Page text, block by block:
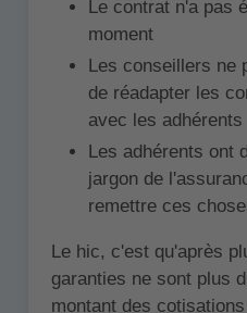
Le contrat n'a pas
moment
Les conseillers ne
de réadapter les
avec les adhérents
Les adhérents ont
jargon de
remettre ces
Le hic, c'est qu'après
garanties ne sont plus
montant des